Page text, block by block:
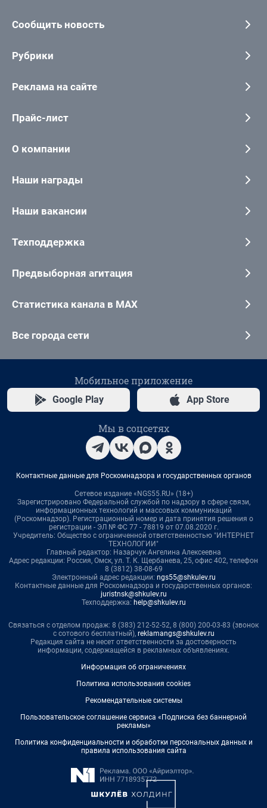
Сообщить новость
Рубрики
Реклама на сайте
Прайс-лист
О компании
Наши награды
Наши вакансии
Техподдержка
Предвыборная агитация
Статистика канала в MAX
Все города сети
Мобильное приложение
Google Play App Store
Мы в соцсетях
Контактные данные для Роскомнадзора и государственных органов
Сетевое издание «NGS55.RU» (18+)
Зарегистрировано Федеральной службой по надзору в сфере связи,
информационных технологий и массовых коммуникаций
(Роскомнадзор). Регистрационный номер и дата принятия решения о
регистрации - ЭЛ № ФС 77 - 78819 от 07.08.2020 г.
Учредитель: Общество с ограниченной ответственностью "ИНТЕРНЕТ
ТЕХНОЛОГИИ"
Главный редактор: Назарчук Ангелина Алексеевна
Адрес редакции: Россия, Омск, ул. Т. К. Щербанева, 25, офис 402, телефон
8 (3812) 38-08-69
Электронный адрес редакции: ngs55@shkulev.ru
Контактные данные для Роскомнадзора и государственных органов:
juristnsk@shkulev.ru
Техподдержка: help@shkulev.ru
Связаться с отделом продаж: 8 (383) 212-52-52, 8 (800) 200-03-83 (звонок
с сотового бесплатный), reklamangs@shkulev.ru
Редакция сайта не несет ответственности за достоверность
информации, содержащейся в рекламных объявлениях.
Информация об ограничениях
Политика использования cookies
Рекомендательные системы
Пользовательское соглашение сервиса «Подписка без баннерной
рекламы»
Политика конфиденциальности и обработки персональных данных и
правила использования сайта